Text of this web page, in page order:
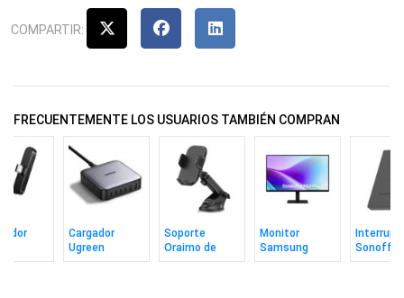
COMPARTIR:
FRECUENTEMENTE LOS USUARIOS TAMBIÉN COMPRAN
PS
Cargador
Ugreen
P/Escritorio
Soporte
Oraimo de
Celular P/Auto
Monitor
Samsung
Essential S3
Sonoff
Gang